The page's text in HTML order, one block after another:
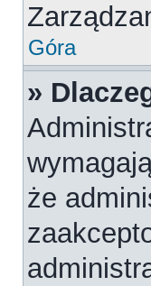
Góra
»
że